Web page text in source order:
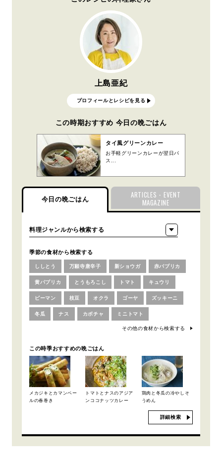
上島亜紀
プロフィールとレシピを見る
この時期おすすめ 今日の晩ごはん
タイ風グリーンカレー
お手軽グリーンカレーが翌日パ
ス...
今日の晩ごはん
ARTICLES・EVENT
MAGAZINE
季節の食材から検索する
ししとう 万願寺唐辛子 新ショウガ 赤パプリカ
黄パプリカ とうもろこし トマト キュウリ
ピーマン 枝豆 オクラ ゴーヤ ズッキーニ
冬瓜 ナス カボチャ ミニトマト
その他の食材から検索する
この時季おすすめの晩ごはん
メカジキとカマンベー
ルの春巻き
トマトとナスのアジア
ンココナッツカレー
鶏肉と冬瓜の冷やしそ
うめん
詳細検索